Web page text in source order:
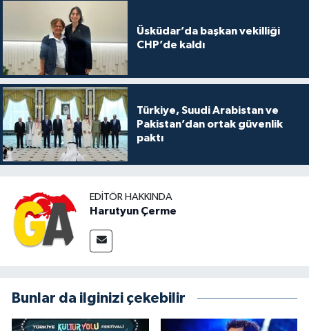
Üsküdar’da başkan vekilliği
CHP’de kaldı
Türkiye, Suudi Arabistan ve
Pakistan’dan ortak güvenlik
paktı
EDITÖR HAKKINDA
Harutyun Çerme
Bunlar da ilginizi çekebilir